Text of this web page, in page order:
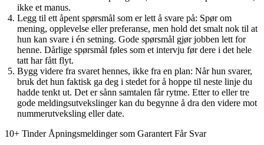
ikke et manus.
Legg til ett åpent spørsmål som er lett å svare på: Spør om
mening, opplevelse eller preferanse, men hold det smalt nok til at
hun kan svare i én setning. Gode spørsmål gjør jobben lett for
henne. Dårlige spørsmål føles som et intervju før dere i det hele
tatt har fått flyt.
Bygg videre fra svaret hennes, ikke fra en plan: Når hun svarer,
bruk det hun faktisk ga deg i stedet for å hoppe til neste linje du
hadde tenkt ut. Det er sånn samtalen får rytme. Etter to eller tre
gode meldingsutvekslinger kan du begynne å dra den videre mot
nummerutveksling eller date.
10+ Tinder Åpningsmeldinger som Garantert Får Svar